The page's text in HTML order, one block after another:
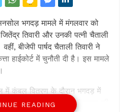
भगदड़ मामले में मंगलवार को
तिवारी और उनकी पत्नी चैताली
बीजेपी पार्षद चैताली तिवारी ने
हाईकोर्ट में चुनौती दी है। इस मामले
कंबल वितरण के दौरान भगदड़ में
में पुलिस पूछताछ के लिए मंगलवार की
READING